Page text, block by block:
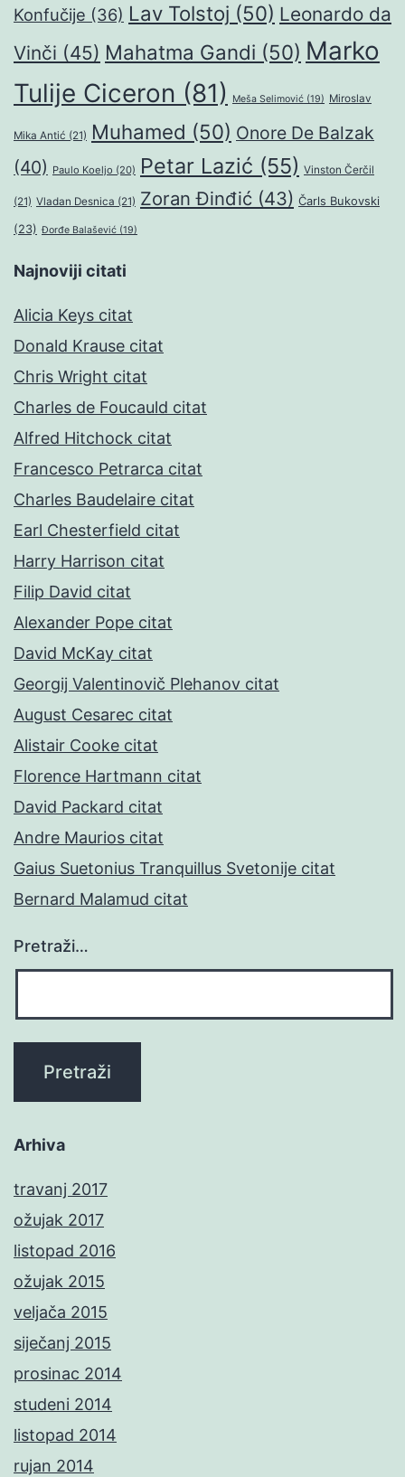
Konfučije (36) Lav Tolstoj (50) Leonardo da
Vinči (45) Mahatma Gandi (50) Marko
Tulije Ciceron (81) Meša Selimović (19) Miroslav
Mika Antić (21) Muhamed (50) Onore De Balzak
(40) Paulo Koeljo (20) Petar Lazić (55) Vinston Čerčil
(21) Vladan Desnica (21) Zoran Đinđić (43) Čarls Bukovski
(23) Đorđe Balašević (19)
Najnoviji citati
Alicia Keys citat
Donald Krause citat
Chris Wright citat
Charles de Foucauld citat
Alfred Hitchock citat
Francesco Petrarca citat
Charles Baudelaire citat
Earl Chesterfield citat
Harry Harrison citat
Filip David citat
Alexander Pope citat
David McKay citat
Georgij Valentinovič Plehanov citat
August Cesarec citat
Alistair Cooke citat
Florence Hartmann citat
David Packard citat
Andre Maurios citat
Gaius Suetonius Tranquillus Svetonije citat
Bernard Malamud citat
Pretraži…
Arhiva
travanj 2017
ožujak 2017
listopad 2016
ožujak 2015
veljača 2015
siječanj 2015
prosinac 2014
studeni 2014
listopad 2014
rujan 2014